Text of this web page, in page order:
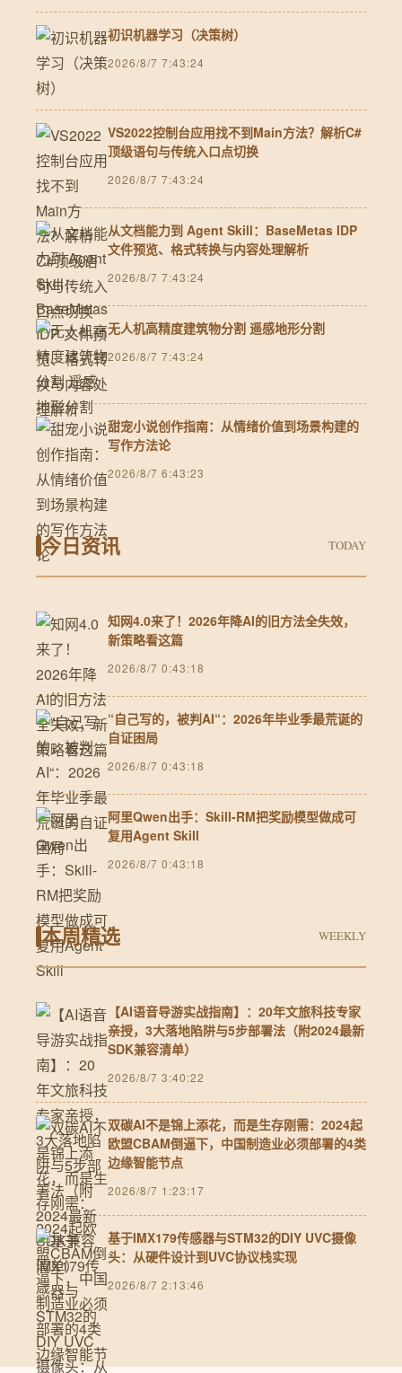
初识机器学习（决策树）
2026/8/7 7:43:24
VS2022控制台应用找不到Main方法？解析C#
顶级语句与传统入口点切换
2026/8/7 7:43:24
从文档能力到 Agent Skill：BaseMetas IDP
文件预览、格式转换与内容处理解析
2026/8/7 7:43:24
无人机高精度建筑物分割 遥感地形分割
2026/8/7 7:43:24
甜宠小说创作指南：从情绪价值到场景构建的
写作方法论
2026/8/7 6:43:23
今日资讯 TODAY
知网4.0来了！2026年降AI的旧方法全失效，
新策略看这篇
2026/8/7 0:43:18
“自己写的，被判AI“：2026年毕业季最荒诞的
自证困局
2026/8/7 0:43:18
阿里Qwen出手：Skill-RM把奖励模型做成可
复用Agent Skill
2026/8/7 0:43:18
本周精选 WEEKLY
【AI语音导游实战指南】：20年文旅科技专家
亲授，3大落地陷阱与5步部署法（附2024最新
SDK兼容清单）
2026/8/7 3:40:22
双碳AI不是锦上添花，而是生存刚需：2024起
欧盟CBAM倒逼下，中国制造业必须部署的4类
边缘智能节点
2026/8/7 1:23:17
基于IMX179传感器与STM32的DIY UVC摄像
头：从硬件设计到UVC协议栈实现
2026/8/7 2:13:46